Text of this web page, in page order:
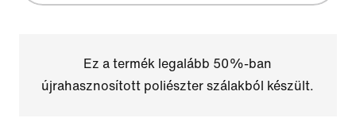
Ez a termék legalább 50%-ban
újrahasznosított poliészter szálakból készült.